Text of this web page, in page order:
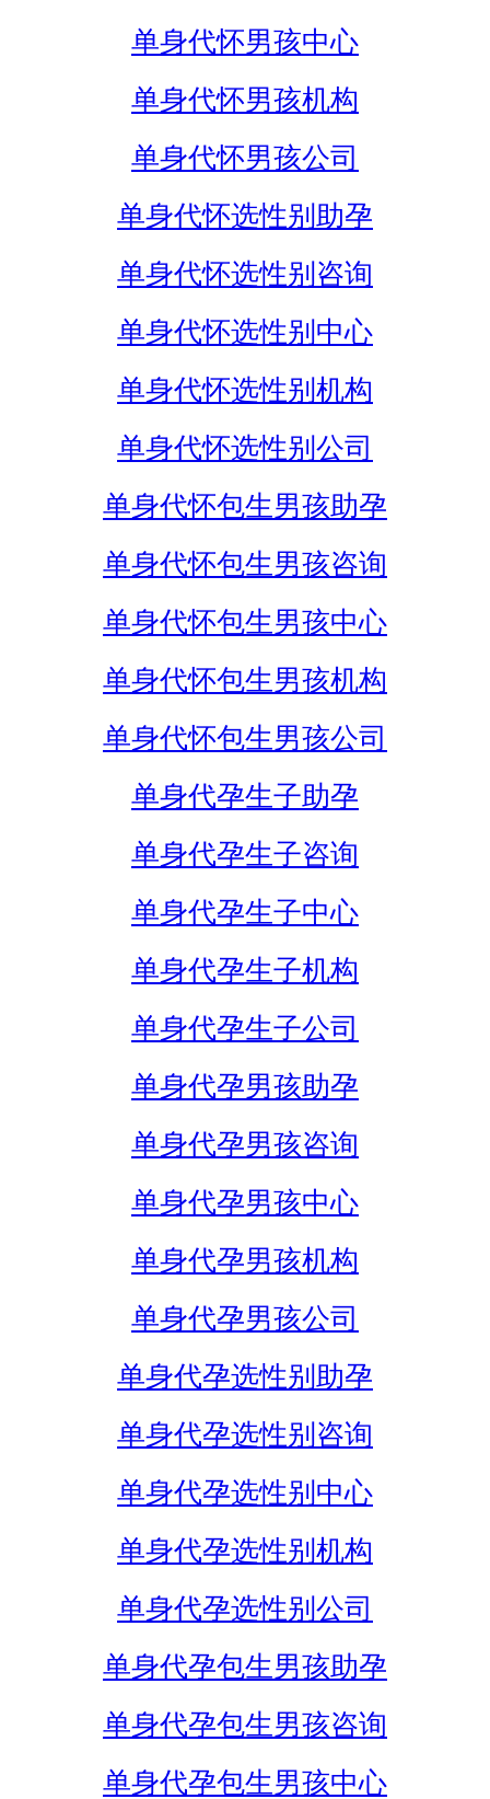
单身代怀男孩中心
单身代怀男孩机构
单身代怀男孩公司
单身代怀选性别助孕
单身代怀选性别咨询
单身代怀选性别中心
单身代怀选性别机构
单身代怀选性别公司
单身代怀包生男孩助孕
单身代怀包生男孩咨询
单身代怀包生男孩中心
单身代怀包生男孩机构
单身代怀包生男孩公司
单身代孕生子助孕
单身代孕生子咨询
单身代孕生子中心
单身代孕生子机构
单身代孕生子公司
单身代孕男孩助孕
单身代孕男孩咨询
单身代孕男孩中心
单身代孕男孩机构
单身代孕男孩公司
单身代孕选性别助孕
单身代孕选性别咨询
单身代孕选性别中心
单身代孕选性别机构
单身代孕选性别公司
单身代孕包生男孩助孕
单身代孕包生男孩咨询
单身代孕包生男孩中心